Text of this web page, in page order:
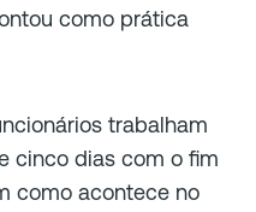
como prática
trabalham
cinco dias com o fim
como acontece no